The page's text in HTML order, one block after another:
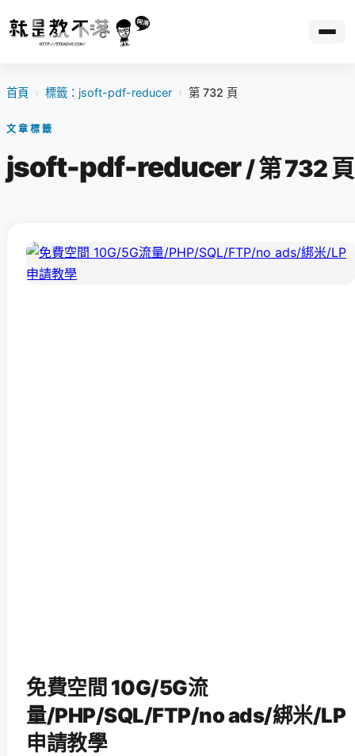
首頁 › 標籤：jsoft-pdf-reducer › 第 732 頁
文章標籤
jsoft-pdf-reducer/ 第 732 頁
免費空間 10G/5G流
量/PHP/SQL/FTP/no ads/綁米/LP
申請教學